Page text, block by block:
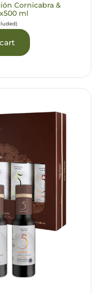
Cornicabra &
ml